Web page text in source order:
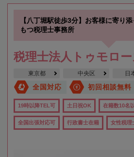
【八丁堀駅徒歩3分】お客様に寄り
もつ税理士事務所
税理士法人トゥモロ
東京都 中央区 日
全国対応 初回相談無料
19時以降TEL可 土日祝OK 在籍数10名
全国出張対応可 行政書士在籍 女性税理